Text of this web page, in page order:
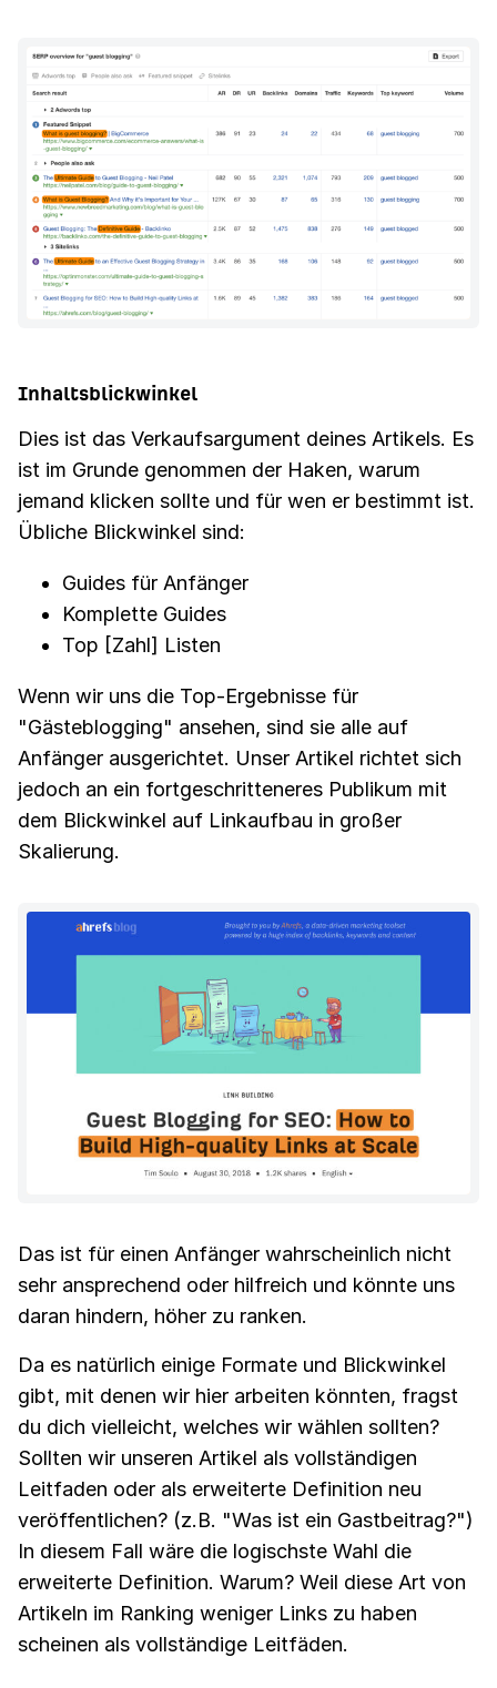
Inhaltsblickwinkel
Dies ist das Verkaufsargument deines Artikels. Es
ist im Grunde genommen der Haken, warum
jemand klicken sollte und für wen er bestimmt ist.
Übliche Blickwinkel sind:
Guides für Anfänger
Komplette Guides
Top [Zahl] Listen
Wenn wir uns die Top-Ergebnisse für
"Gästeblogging" ansehen, sind sie alle auf
Anfänger ausgerichtet. Unser Artikel richtet sich
jedoch an ein fortgeschritteneres Publikum mit
dem Blickwinkel auf Linkaufbau in großer
Skalierung.
Das ist für einen Anfänger wahrscheinlich nicht
sehr ansprechend oder hilfreich und könnte uns
daran hindern, höher zu ranken.
Da es natürlich einige Formate und Blickwinkel
gibt, mit denen wir hier arbeiten könnten, fragst
du dich vielleicht, welches wir wählen sollten?
Sollten wir unseren Artikel als vollständigen
Leitfaden oder als erweiterte Definition neu
veröffentlichen? (z.B. "Was ist ein Gastbeitrag?")
In diesem Fall wäre die logischste Wahl die
erweiterte Definition. Warum? Weil diese Art von
Artikeln im Ranking weniger Links zu haben
scheinen als vollständige Leitfäden.